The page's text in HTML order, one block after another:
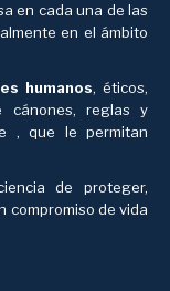
en cada una de las
en el ámbito
humanos, éticos,
reglas y
, que le permitan
de proteger,
compromiso de vida